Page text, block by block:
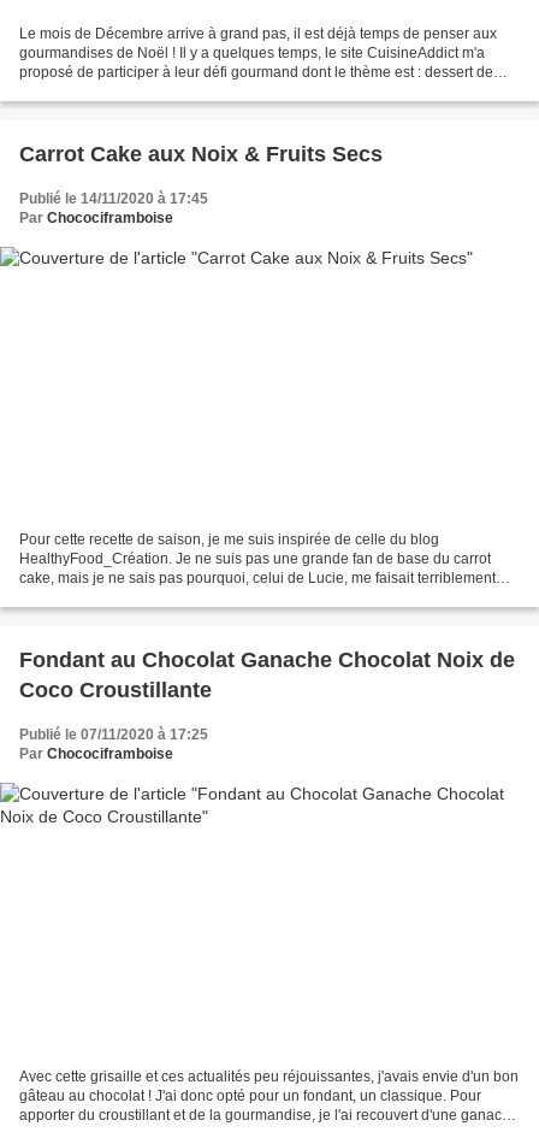
Le mois de Décembre arrive à grand pas, il est déjà temps de penser aux
gourmandises de Noël ! Il y a quelques temps, le site CuisineAddict m'a
proposé de participer à leur défi gourmand dont le thème est : dessert de
Carrot Cake aux Noix & Fruits Secs
Publié le 14/11/2020 à 17:45
Par Chocociframboise
Pour cette recette de saison, je me suis inspirée de celle du blog
HealthyFood_Création. Je ne suis pas une grande fan de base du carrot
cake, mais je ne sais pas pourquoi, celui de Lucie, me faisait terriblement
Fondant au Chocolat Ganache Chocolat Noix de
Coco Croustillante
Publié le 07/11/2020 à 17:25
Par Chocociframboise
Avec cette grisaille et ces actualités peu réjouissantes, j'avais envie d'un bon
gâteau au chocolat ! J'ai donc opté pour un fondant, un classique. Pour
apporter du croustillant et de la gourmandise, je l'ai recouvert d'une ganache